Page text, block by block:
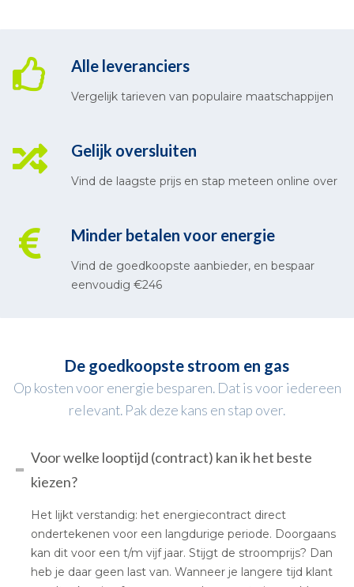
Alle leveranciers
Vergelijk tarieven van populaire maatschappijen
Gelijk oversluiten
Vind de laagste prijs en stap meteen online over
Minder betalen voor energie
Vind de goedkoopste aanbieder, en bespaar
eenvoudig €246
De goedkoopste stroom en gas
Op kosten voor energie besparen. Dat is voor iedereen
relevant. Pak deze kans en stap over.
Voor welke looptijd (contract) kan ik het beste
kiezen?
Het lijkt verstandig: het energiecontract direct
ondertekenen voor een langdurige periode. Doorgaans
kan dit voor een t/m vijf jaar. Stijgt de stroomprijs? Dan
heb je daar geen last van. Wanneer je langere tijd klant